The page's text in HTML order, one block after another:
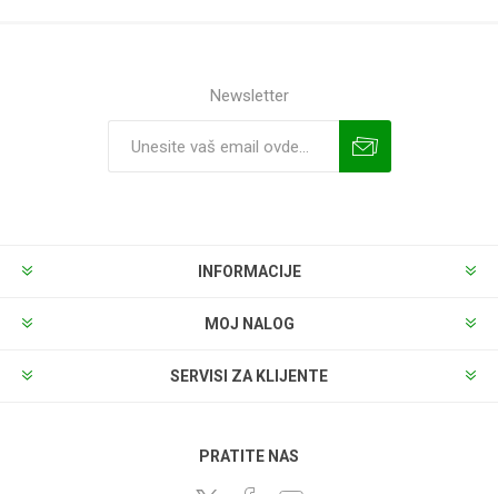
Newsletter
INFORMACIJE
MOJ NALOG
SERVISI ZA KLIJENTE
PRATITE NAS